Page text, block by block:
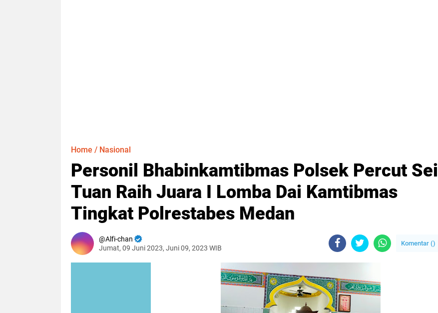
Home / Nasional
Personil Bhabinkamtibmas Polsek Percut Sei
Tuan Raih Juara I Lomba Dai Kamtibmas
Tingkat Polrestabes Medan
Alfi-chan
Jumat, 09 Juni 2023, Juni 09, 2023 WIB
Komentar ()